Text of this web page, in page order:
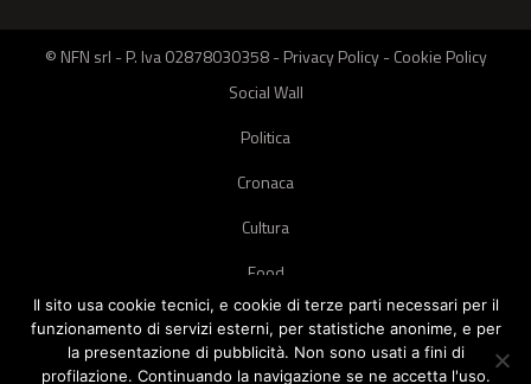
© NFN srl - P. Iva 02878030358 -Privacy Policy-Cookie Policy
Social Wall
Politica
Cronaca
Cultura
Food
Green
Pets
Il sito usa cookie tecnici, e cookie di terze parti necessari per il
funzionamento di servizi esterni, per statistiche anonime, e per
la presentazione di pubblicità. Non sono usati a fini di
profilazione. Continuando la navigazione se ne accetta l'uso.